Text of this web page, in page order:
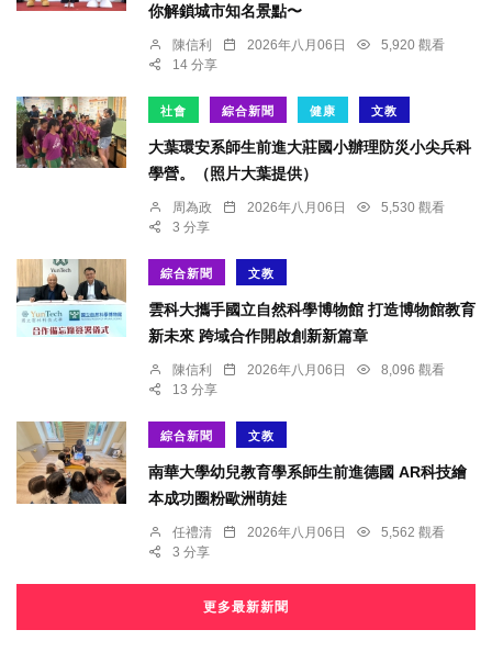
你解鎖城市知名景點〜
陳信利 2026年八月06日
5,920 觀看
14 分享
社會 綜合新聞 健康 文教
大葉環安系師生前進大莊國小辦理防災小尖兵科
學營。（照片大葉提供）
周為政 2026年八月06日
5,530 觀看
3 分享
綜合新聞 文教
雲科大攜手國立自然科學博物館 打造博物館教育
新未來 跨域合作開啟創新新篇章
陳信利 2026年八月06日
8,096 觀看
13 分享
綜合新聞 文教
南華大學幼兒教育學系師生前進德國 AR科技繪
本成功圈粉歐洲萌娃
任禮清 2026年八月06日
5,562 觀看
3 分享
更多最新新聞